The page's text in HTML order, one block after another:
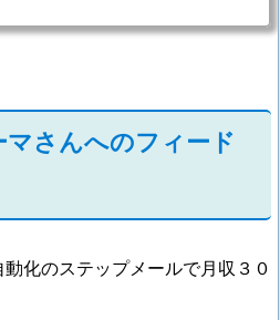
マさんへのフィード
化のステップメールで月収３０